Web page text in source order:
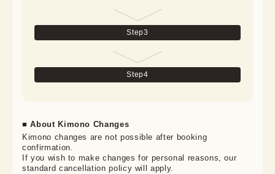
Step3
Step4
■ About Kimono Changes
Kimono changes are not possible after booking
confirmation.
If you wish to make changes for personal reasons, our
standard cancellation policy will apply.